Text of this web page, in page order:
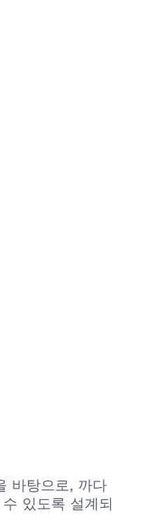
바탕으로, 까다
있도록 설계되